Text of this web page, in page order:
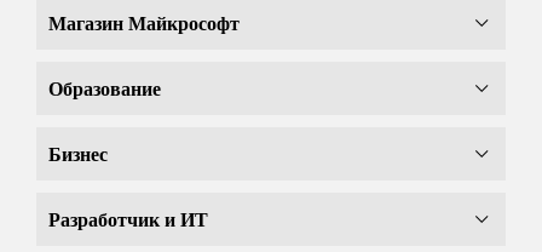
Магазин Майкрософт
Образование
Бизнес
Разработчик и ИТ